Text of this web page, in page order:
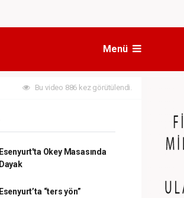
Menü
Bu video 886 kez görütülendi.
Esenyurt'ta Okey Masasında
Dayak
Esenyurt’ta “ters yön”